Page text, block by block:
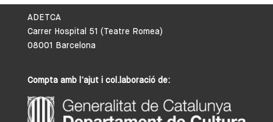
ADETCA
Carrer Hospital 51 (Teatre Romea)
08001 Barcelona
Compta amb l’ajut i col.laboració de: